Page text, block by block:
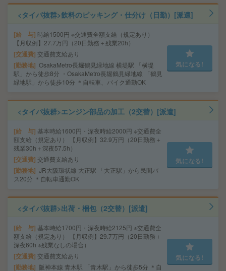
<タイパ抜群>飲料のピッキング・仕分け（日勤）[派遣]
給 与 時給1500円 ※交通費全額支給（規定あり）
【月収例】27.7万円（20日勤務＋残業20h）
交通費 交通費支給あり
勤務地 OsakaMetro長堀鶴見緑地線 横堤駅 「横堤
駅」から徒歩8分 ・OsakaMetro長堀鶴見緑地線 「鶴見
緑地駅」から徒歩10分 ＊自転車、バイク通勤OK
気になる!
<タイパ抜群>エンジン部品の加工（2交替）[派遣]
給 与 基本時給1600円・深夜時給2000円 ※交通費全
額支給（規定あり） 【月収例】32.9万円（20日勤務＋
残業30h＋深夜57.5h）
交通費 交通費支給あり
勤務地 JR大阪環状線 大正駅 「大正駅」から民間バ
ス20分 ＊自転車通勤OK
気になる!
<タイパ抜群>出荷・梱包（2交替）[派遣]
給 与 基本時給1700円・深夜時給2125円 ※交通費全
額支給（規定あり） 【月収例】29.7万円（20日勤務＋
深夜60h ※残業なしの場合）
交通費 交通費支給あり
勤務地 阪神本線 青木駅 「青木駅」から徒歩5分 ＊自
気になる!